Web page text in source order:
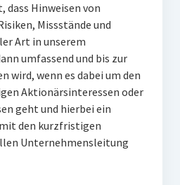
Hinweisen von
Missstände und
Art in unserem
umfassend und bis zur
wird, wenn es dabei um den
Aktionärsinteressen oder
geht und hierbei ein
den kurzfristigen
Unternehmensleitung